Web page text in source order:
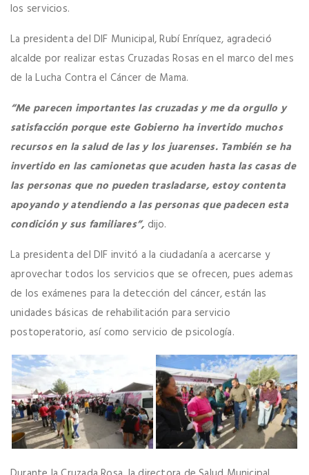
los servicios.
La presidenta del DIF Municipal, Rubí Enríquez, agradeció
alcalde por realizar estas Cruzadas Rosas en el marco del mes
de la Lucha Contra el Cáncer de Mama.
“Me parecen importantes las cruzadas y me da orgullo y
satisfacción porque este Gobierno ha invertido muchos
recursos en la salud de las y los juarenses. También se ha
invertido en las camionetas que acuden hasta las casas de
las personas que no pueden trasladarse, estoy contenta
apoyando y atendiendo a las personas que padecen esta
condición y sus familiares”, dijo.
La presidenta del DIF invitó a la ciudadanía a acercarse y
aprovechar todos los servicios que se ofrecen, pues ademas
de los exámenes para la detección del cáncer, están las
unidades básicas de rehabilitación para servicio
postoperatorio, así como servicio de psicología.